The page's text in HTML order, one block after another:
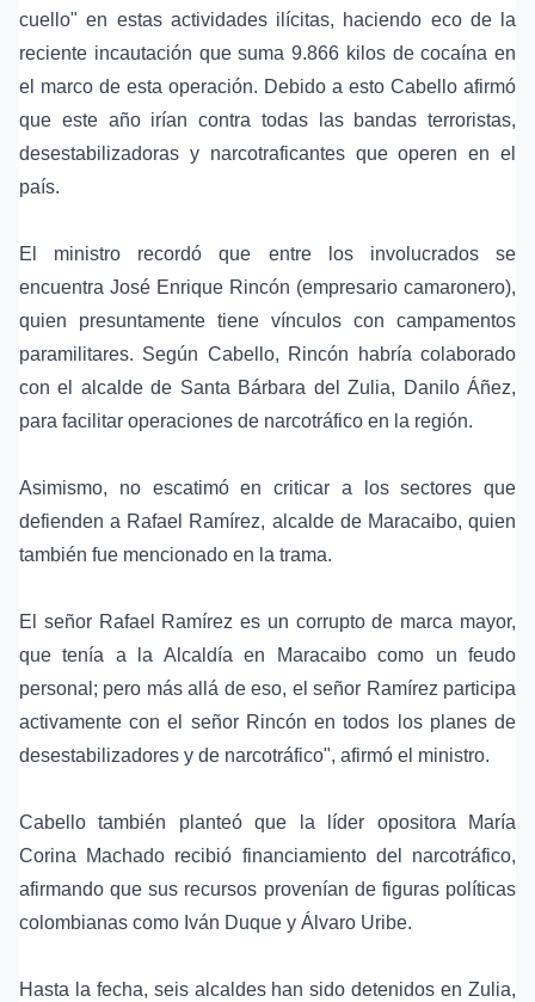
cuello" en estas actividades ilícitas, haciendo eco de la
reciente incautación que suma 9.866 kilos de cocaína en
el marco de esta operación. Debido a esto Cabello afirmó
que este año irían contra todas las bandas terroristas,
desestabilizadoras y narcotraficantes que operen en el
país.
El ministro recordó que entre los involucrados se
encuentra José Enrique Rincón (empresario camaronero),
quien presuntamente tiene vínculos con campamentos
paramilitares. Según Cabello, Rincón habría colaborado
con el alcalde de Santa Bárbara del Zulia, Danilo Áñez,
para facilitar operaciones de narcotráfico en la región.
Asimismo, no escatimó en criticar a los sectores que
defienden a Rafael Ramírez, alcalde de Maracaibo, quien
también fue mencionado en la trama.
El señor Rafael Ramírez es un corrupto de marca mayor,
que tenía a la Alcaldía en Maracaibo como un feudo
personal; pero más allá de eso, el señor Ramírez participa
activamente con el señor Rincón en todos los planes de
desestabilizadores y de narcotráfico", afirmó el ministro.
Cabello también planteó que la líder opositora María
Corina Machado recibió financiamiento del narcotráfico,
afirmando que sus recursos provenían de figuras políticas
colombianas como Iván Duque y Álvaro Uribe.
Hasta la fecha, seis alcaldes han sido detenidos en Zulia,